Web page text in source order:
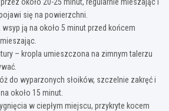
się na powierzchni.
ją na około 5 minut przed końcem
– kropla umieszczona na zimnym talerzu
do wyparzonych słoików, szczelnie zakręć i
około 15 minut.
w ciepłym miejscu, przykryte kocem